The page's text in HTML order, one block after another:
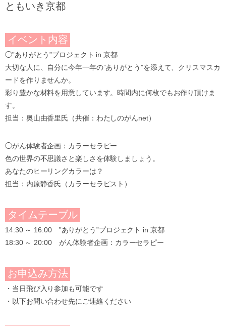
ともいき京都
イベント内容
◯”ありがとう”プロジェクト in 京都
大切な人に、自分に今年一年の”ありがとう”を添えて、クリスマスカ
ードを作りませんか。
彩り豊かな材料を用意しています。時間内に何枚でもお作り頂けま
す。
担当：奥山由香里氏（共催：わたしのがんnet）
◯がん体験者企画：カラーセラピー
色の世界の不思議さと楽しさを体験しましょう。
あなたのヒーリングカラーは？
担当：内原静香氏（カラーセラピスト）
タイムテーブル
14:30 ～ 16:00 ”ありがとう”プロジェクト in 京都
18:30 ～ 20:00 がん体験者企画：カラーセラピー
お申込み方法
・当日飛び入り参加も可能です
・以下お問い合わせ先にご連絡ください